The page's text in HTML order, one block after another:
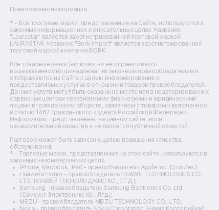
Ремонт фенов
Ремонт цифровых биноклей
Ремонт тепловизоров
Ремонт массажных кресел
Ремонт водонагревателей
Ремонт вытяжек
Ремонт источников бесперебойного питания
Ремонт пароварок
Ремонт микшерных пультов
Ремонт dj-пультов
Ремонт кухонных плит
Ремонт стедикамов
Ремонт оптических прицелов
Ремонт электровелосипедов
Ремонт видеокамер
Ремонт эхолотов
Ремонт 3d-принтеров
Ремонт прицелов ночного видения
Ремонт винных шкафов
Ремонт выпрямителей
Ремонт сушилок для рук
Ремонт дальномеров
Правомерная информация
* - Все торговые марки, представленные на Сайте, используются в
законных информационных и описательных целях. Название
"Laurastar" является зарегистрированной торговой маркой
LAURASTAR. Название "Bork-Import" является зарегистрированной
торговой маркой компании BORK.
Все товарные знаки (включая, но не ограничиваясь
вышеуказанными) принадлежат их законным правообладателям и
отображаются на Сайте с целью информирования о
предоставляемых услугах в отношении товаров правообладателей.
Данные услуги могут быть оказаны на месте или в неавторизованных
сервисных центрах независимыми физическими и юридическими
лицами в гражданском обороте, связанном с товаром и включенном
в статью 1487 Гражданского кодекса Российской Федерации.
Информация, представленная на данном сайте, носит
ознакомительный характер и не является публичной офертой.
Разговор может быть записан с целью повышения качества
обслуживания.
* - Торговые марки, представленные на этом сайте, используются в
законных некоммерческих целях.
iPhone, Macbook, iPad - правообладатель Apple Inc. (Эпл Инк.);
Huawei и Honor - правообладатель HUAWEI TECHNOLOGIES CO.,
LTD. (ХУАВЕЙ ТЕКНОЛОДЖИС КО., ЛТД.);
Samsung – правообладатель Samsung Electronics Co. Ltd.
(Самсунг Электроникс Ко., Лтд.);
MEIZU - правообладатель MEIZU TECHNOLOGY CO., LTD.;
Nokia - правообладатель Nokia Corporation (Нокиа Корпорейшн);